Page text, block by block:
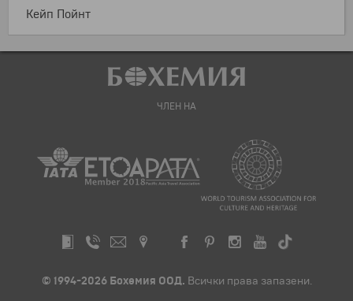
Кейп Пойнт
ЧЛЕН НА
© 1994-2026 Бохемия ООД. Всички права запазени.